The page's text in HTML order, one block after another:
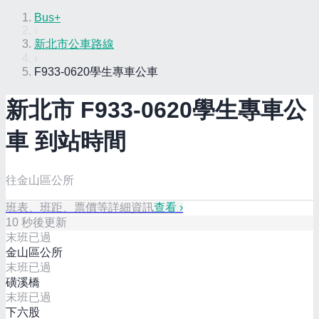
Bus+
新北市公車路線
F933-0620學生專車公車
新北市 F933-0620學生專車公
車 到站時間
往金山區公所
班表、班距、票價等詳細資訊查看 ›
10 秒後更新
末班已過
金山區公所
末班已過
磺溪橋
末班已過
下六股